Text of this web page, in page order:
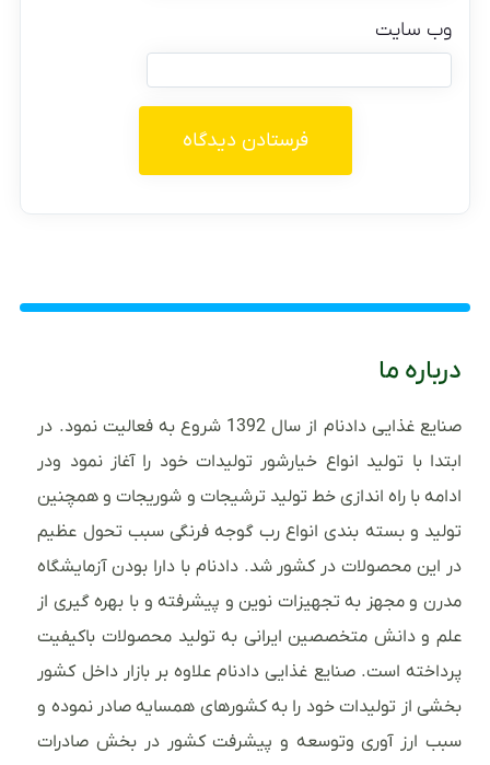
وب‌ سایت
درباره ما
صنایع غذایی دادنام از سال 1392 شروع به فعالیت نمود. در
ابتدا با تولید انواع خیارشور تولیدات خود را آغاز نمود ودر
ادامه با راه اندازی خط تولید ترشیجات و شوریجات و همچنین
تولید و بسته بندی انواع رب گوجه فرنگی سبب تحول عظیم
در این محصولات در کشور شد. دادنام با دارا بودن آزمایشگاه
مدرن و مجهز به تجهیزات نوین و پیشرفته و با بهره گیری از
علم و دانش متخصصین ایرانی به تولید محصولات باکیفیت
پرداخته است. صنایع غذایی دادنام علاوه بر بازار داخل کشور
بخشی از تولیدات خود را به کشورهای همسایه صادر نموده و
سبب ارز آوری وتوسعه و پیشرفت کشور در بخش صادرات